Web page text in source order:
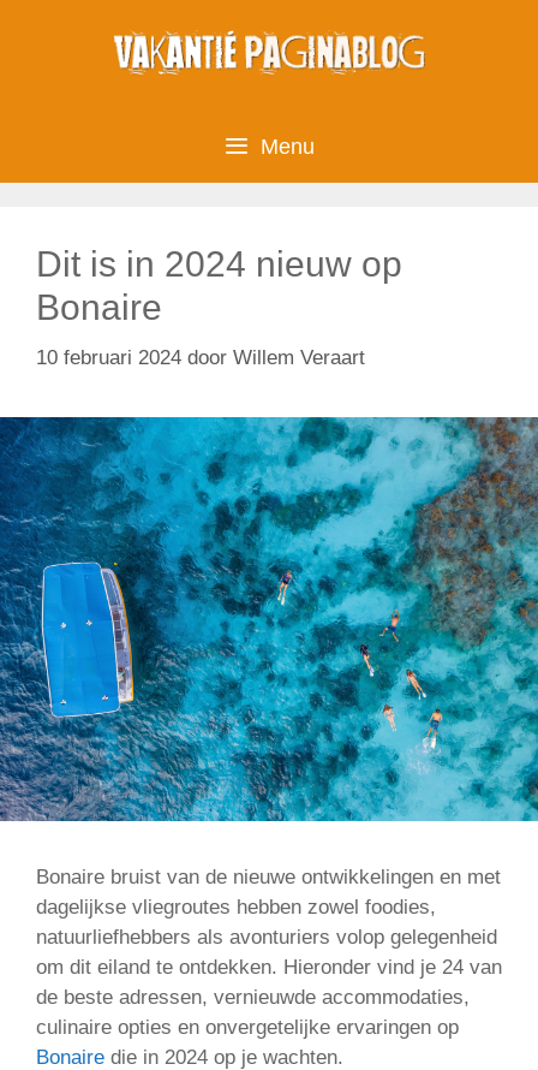
Menu
Dit is in 2024 nieuw op
Bonaire
10 februari 2024 door Willem Veraart
Bonaire bruist van de nieuwe ontwikkelingen en met
dagelijkse vliegroutes hebben zowel foodies,
natuurliefhebbers als avonturiers volop gelegenheid
om dit eiland te ontdekken. Hieronder vind je 24 van
de beste adressen, vernieuwde accommodaties,
culinaire opties en onvergetelijke ervaringen op
Bonaire die in 2024 op je wachten.